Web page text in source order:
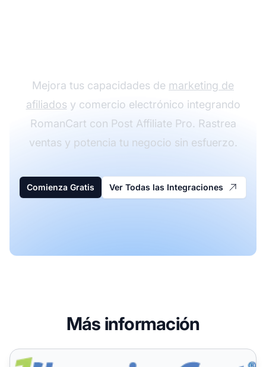
Mejora tus capacidades de marketing de
afiliados y comercio electrónico integrando
RomanCart con Post Affiliate Pro. Rastrea
ventas y potencia tu negocio sin esfuerzo.
Comienza Gratis Ver Todas las Integraciones
Más información
Guía de integración de 1ShoppingCart